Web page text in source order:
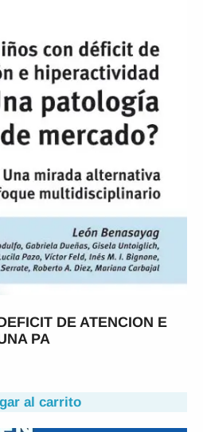
DE ATENCION E
PA
al carrito